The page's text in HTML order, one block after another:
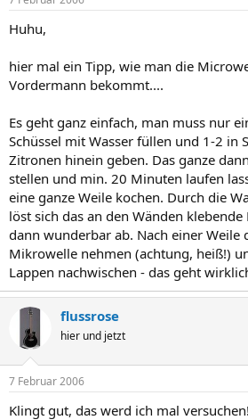
e
r
t
Huhu,
hier mal ein Tipp, wie man die
Vordermann bekommt....
Es geht ganz einfach, man muss nur
Schüssel mit Wasser füllen und 1-2 in
Zitronen hinein geben. Das ganze
stellen und min. 20 Minuten laufen
eine ganze Weile kochen. Durch die
löst sich das an den Wänden
dann wunderbar ab. Nach einer Weile
Mikrowelle nehmen (achtung, heiß!)
Lappen nachwischen - das geht
flussrose
hier und jetzt
7 Februar 2006
Klingt gut, das werd ich mal versuchen!